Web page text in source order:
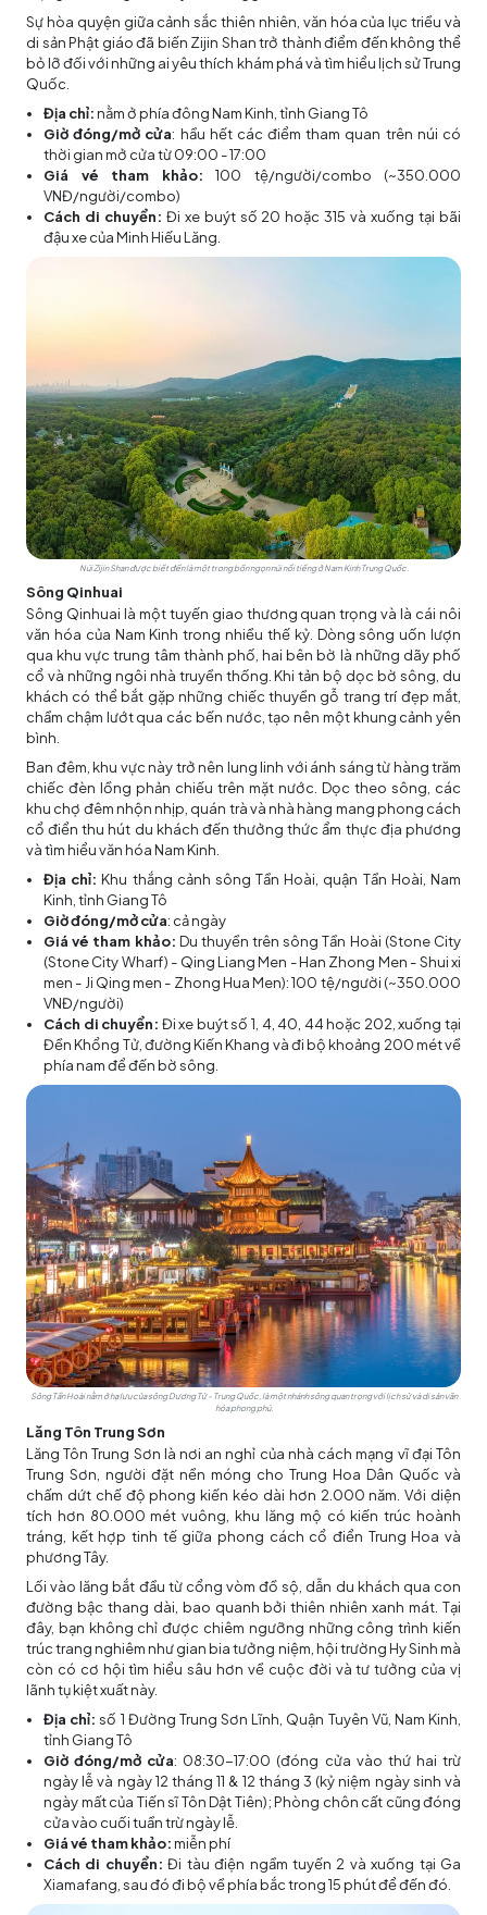
Sự hòa quyện giữa cảnh sắc thiên nhiên, văn hóa của lục triều và
di sản Phật giáo đã biến Zijin Shan trở thành điểm đến không thể
bỏ lỡ đối với những ai yêu thích khám phá và tìm hiểu lịch sử Trung
Quốc.
Địa chỉ:nằm ở phía đông Nam Kinh, tỉnh Giang Tô
Giờ đóng/mở cửa: hầu hết các điểm tham quan trên núi có
thời gian mở cửa từ 09:00 - 17:00
Giá vé tham khảo: 100 tệ/người/combo (~350.000
VNĐ/người/combo)
Cách di chuyển: Đi xe buýt số 20 hoặc 315 và xuống tại bãi
đậu xe của Minh Hiếu Lăng.
Núi Zijin Shan được biết đến là một trong bốn ngọn núi nổi tiếng ở Nam Kinh Trung Quốc.
Sông Qinhuai
Sông Qinhuai là một tuyến giao thương quan trọng và là cái nôi
văn hóa của Nam Kinh trong nhiều thế kỷ. Dòng sông uốn lượn
qua khu vực trung tâm thành phố, hai bên bờ là những dãy phố
cổ và những ngôi nhà truyền thống. Khi tản bộ dọc bờ sông, du
khách có thể bắt gặp những chiếc thuyền gỗ trang trí đẹp mắt,
chầm chậm lướt qua các bến nước, tạo nên một khung cảnh yên
bình.
Ban đêm, khu vực này trở nên lung linh với ánh sáng từ hàng trăm
chiếc đèn lồng phản chiếu trên mặt nước. Dọc theo sông, các
khu chợ đêm nhộn nhịp, quán trà và nhà hàng mang phong cách
cổ điển thu hút du khách đến thưởng thức ẩm thực địa phương
và tìm hiểu văn hóa Nam Kinh.
Địa chỉ: Khu thắng cảnh sông Tần Hoài, quận Tần Hoài, Nam
Kinh, tỉnh Giang Tô
Giờ đóng/mở cửa: cả ngày
Giá vé tham khảo: Du thuyền trên sông Tần Hoài (Stone City
(Stone City Wharf) - Qing Liang Men - Han Zhong Men - Shui xi
men - Ji Qing men - Zhong Hua Men): 100 tệ/người (~350.000
VNĐ/người)
Cách di chuyển: Đi xe buýt số 1, 4, 40, 44 hoặc 202, xuống tại
Đền Khổng Tử, đường Kiến Khang và đi bộ khoảng 200 mét về
phía nam để đến bờ sông.
Sông Tần Hoài nằm ở hạ lưu của sông Dương Tử - Trung Quốc, là một nhánh sông quan trọng với lịch sử và di sản văn
hóa phong phú.
Lăng Tôn Trung Sơn
Lăng Tôn Trung Sơn là nơi an nghỉ của nhà cách mạng vĩ đại Tôn
Trung Sơn, người đặt nền móng cho Trung Hoa Dân Quốc và
chấm dứt chế độ phong kiến kéo dài hơn 2.000 năm. Với diện
tích hơn 80.000 mét vuông, khu lăng mộ có kiến trúc hoành
tráng, kết hợp tinh tế giữa phong cách cổ điển Trung Hoa và
phương Tây.
Lối vào lăng bắt đầu từ cổng vòm đồ sộ, dẫn du khách qua con
đường bậc thang dài, bao quanh bởi thiên nhiên xanh mát. Tại
đây, bạn không chỉ được chiêm ngưỡng những công trình kiến
trúc trang nghiêm như gian bia tưởng niệm, hội trường Hy Sinh mà
còn có cơ hội tìm hiểu sâu hơn về cuộc đời và tư tưởng của vị
lãnh tụ kiệt xuất này.
Địa chỉ: số 1 Đường Trung Sơn Lĩnh, Quận Tuyên Vũ, Nam Kinh,
tỉnh Giang Tô
Giờ đóng/mở cửa: 08:30-17:00 (đóng cửa vào thứ hai trừ
ngày lễ và ngày 12 tháng 11 & 12 tháng 3 (kỷ niệm ngày sinh và
ngày mất của Tiến sĩ Tôn Dật Tiên); Phòng chôn cất cũng đóng
cửa vào cuối tuần trừ ngày lễ.
Giá vé tham khảo:miễn phí
Cách di chuyển: Đi tàu điện ngầm tuyến 2 và xuống tại Ga
Xiamafang, sau đó đi bộ về phía bắc trong 15 phút để đến đó.